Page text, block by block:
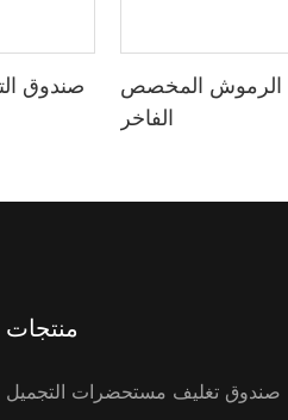
صندوق
الرموش المخصص
الفاخر
منتجات
صندوق تغليف مستحضرات التجميل